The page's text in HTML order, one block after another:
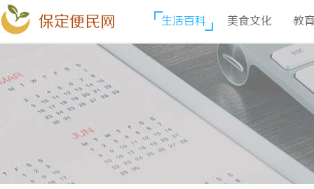
保定便民网 生活百科 美食文化 教